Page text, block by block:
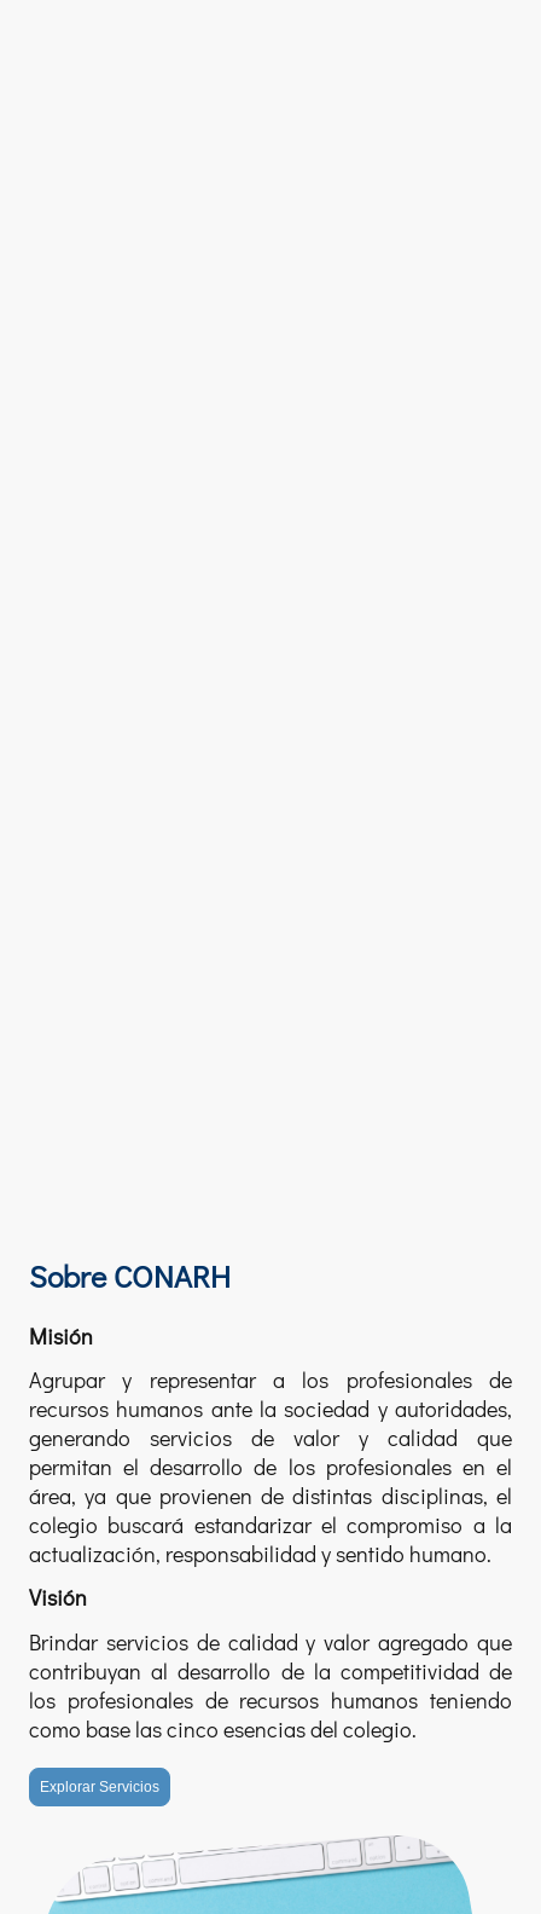
Sobre CONARH
Misión
Agrupar y representar a los profesionales de
recursos humanos ante la sociedad y autoridades,
generando servicios de valor y calidad que
permitan el desarrollo de los profesionales en el
área, ya que provienen de distintas disciplinas, el
colegio buscará estandarizar el compromiso a la
actualización, responsabilidad y sentido humano.
Visión
Brindar servicios de calidad y valor agregado que
contribuyan al desarrollo de la competitividad de
los profesionales de recursos humanos teniendo
como base las cinco esencias del colegio.
Explorar Servicios